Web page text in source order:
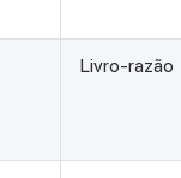
Livro-razão